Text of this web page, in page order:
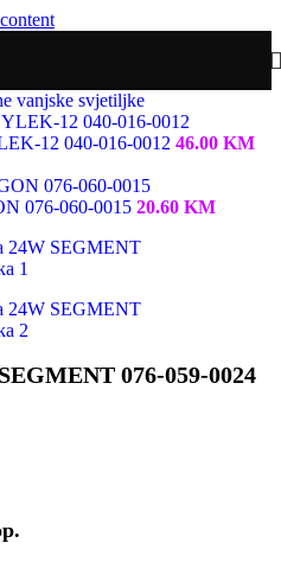
vanjske svjetiljke
12 040-016-0012 46.00 KM
076-060-0015 20.60 KM
076-059-0024